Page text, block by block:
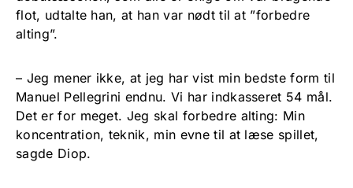
flot, udtalte han, at han var nødt til at ”forbedre
alting”.
– Jeg mener ikke, at jeg har vist min bedste form til
Manuel Pellegrini endnu. Vi har indkasseret 54 mål.
Det er for meget. Jeg skal forbedre alting: Min
koncentration, teknik, min evne til at læse spillet,
sagde Diop.